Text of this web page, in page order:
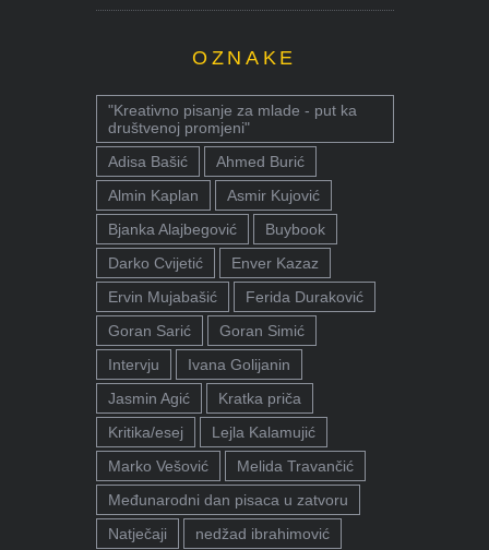
OZNAKE
"Kreativno pisanje za mlade - put ka
društvenoj promjeni"
Adisa Bašić
Ahmed Burić
Almin Kaplan
Asmir Kujović
Bjanka Alajbegović
Buybook
Darko Cvijetić
Enver Kazaz
Ervin Mujabašić
Ferida Duraković
Goran Sarić
Goran Simić
Intervju
Ivana Golijanin
Jasmin Agić
Kratka priča
Kritika/esej
Lejla Kalamujić
Marko Vešović
Melida Travančić
Međunarodni dan pisaca u zatvoru
Natječaji
nedžad ibrahimović